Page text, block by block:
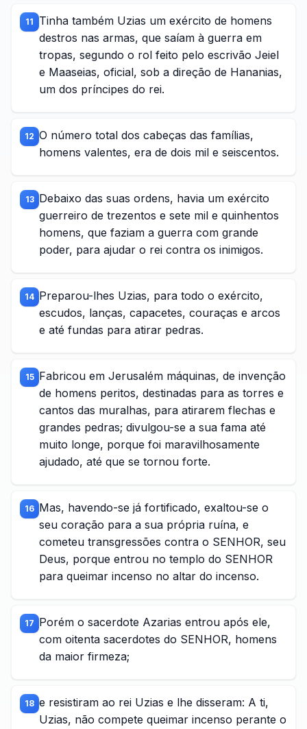
11
Tinha também Uzias um exército de homens
destros nas armas, que saíam à guerra em
tropas, segundo o rol feito pelo escrivão Jeiel
e Maaseias, oficial, sob a direção de Hananias,
um dos príncipes do rei.
12 O número total dos cabeças das famílias,
homens valentes, era de dois mil e seiscentos.
13 Debaixo das suas ordens, havia um exército
guerreiro de trezentos e sete mil e quinhentos
homens, que faziam a guerra com grande
poder, para ajudar o rei contra os inimigos.
14 Preparou-lhes Uzias, para todo o exército,
escudos, lanças, capacetes, couraças e arcos
e até fundas para atirar pedras.
15 Fabricou em Jerusalém máquinas, de invenção
de homens peritos, destinadas para as torres e
cantos das muralhas, para atirarem flechas e
grandes pedras; divulgou-se a sua fama até
muito longe, porque foi maravilhosamente
ajudado, até que se tornou forte.
16 Mas, havendo-se já fortificado, exaltou-se o
seu coração para a sua própria ruína, e
cometeu transgressões contra o SENHOR, seu
Deus, porque entrou no templo do SENHOR
para queimar incenso no altar do incenso.
17 Porém o sacerdote Azarias entrou após ele,
com oitenta sacerdotes do SENHOR, homens
da maior firmeza;
18 e resistiram ao rei Uzias e lhe disseram: A ti,
Uzias, não compete queimar incenso perante o